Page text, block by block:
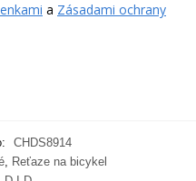
a Zásadami ochrany
CHDS8914
, Reťaze na bicykel